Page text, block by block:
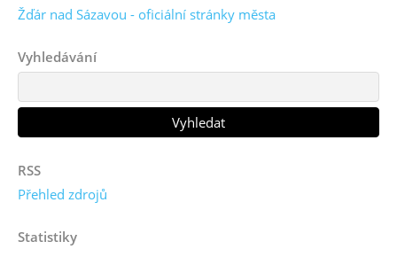
Žďár nad Sázavou - oficiální stránky města
Vyhledávání
RSS
Přehled zdrojů
Statistiky